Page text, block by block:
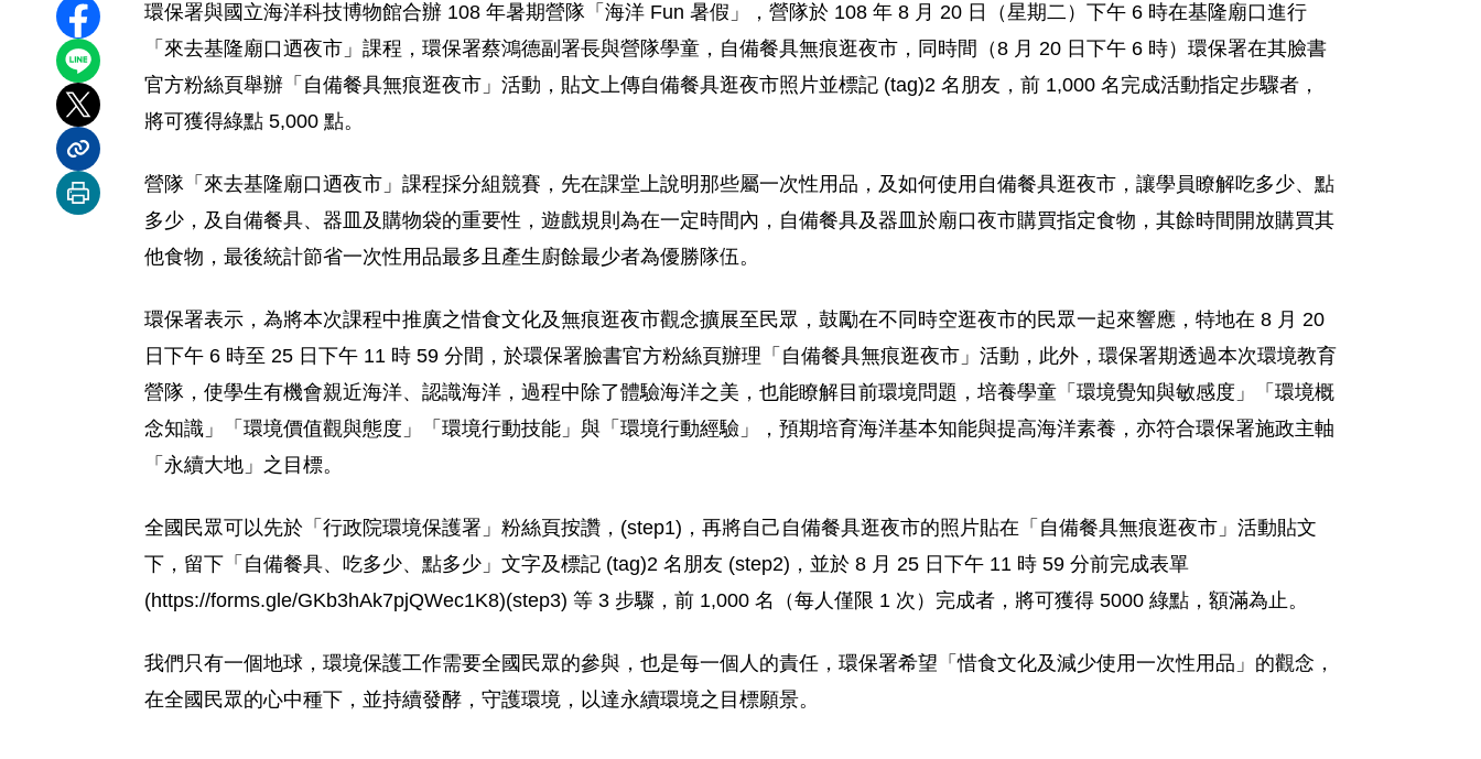
分享至 Facebook
分享到 LINE
分享到 X
分享內容連結
列印本頁
環保署與國立海洋科技博物館合辦 108 年暑期營隊「海洋 Fun 暑假」，營隊於 108 年 8 月 20 日（星期二）下午 6 時在基隆廟口進行
「來去基隆廟口迺夜市」課程，環保署蔡鴻德副署長與營隊學童，自備餐具無痕逛夜市，同時間（8 月 20 日下午 6 時）環保署在其臉書
官方粉絲頁舉辦「自備餐具無痕逛夜市」活動，貼文上傳自備餐具逛夜市照片並標記 (tag)2 名朋友，前 1,000 名完成活動指定步驟者，
將可獲得綠點 5,000 點。
營隊「來去基隆廟口迺夜市」課程採分組競賽，先在課堂上說明那些屬一次性用品，及如何使用自備餐具逛夜市，讓學員瞭解吃多少、點
多少，及自備餐具、器皿及購物袋的重要性，遊戲規則為在一定時間內，自備餐具及器皿於廟口夜市購買指定食物，其餘時間開放購買其
他食物，最後統計節省一次性用品最多且產生廚餘最少者為優勝隊伍。
環保署表示，為將本次課程中推廣之惜食文化及無痕逛夜市觀念擴展至民眾，鼓勵在不同時空逛夜市的民眾一起來響應，特地在 8 月 20
日下午 6 時至 25 日下午 11 時 59 分間，於環保署臉書官方粉絲頁辦理「自備餐具無痕逛夜市」活動，此外，環保署期透過本次環境教育
營隊，使學生有機會親近海洋、認識海洋，過程中除了體驗海洋之美，也能瞭解目前環境問題，培養學童「環境覺知與敏感度」「環境概
念知識」「環境價值觀與態度」「環境行動技能」與「環境行動經驗」，預期培育海洋基本知能與提高海洋素養，亦符合環保署施政主軸
「永續大地」之目標。
全國民眾可以先於「行政院環境保護署」粉絲頁按讚，(step1)，再將自己自備餐具逛夜市的照片貼在「自備餐具無痕逛夜市」活動貼文
下，留下「自備餐具、吃多少、點多少」文字及標記 (tag)2 名朋友 (step2)，並於 8 月 25 日下午 11 時 59 分前完成表單
(https://forms.gle/GKb3hAk7pjQWec1K8)(step3) 等 3 步驟，前 1,000 名（每人僅限 1 次）完成者，將可獲得 5000 綠點，額滿為止。
我們只有一個地球，環境保護工作需要全國民眾的參與，也是每一個人的責任，環保署希望「惜食文化及減少使用一次性用品」的觀念，
在全國民眾的心中種下，並持續發酵，守護環境，以達永續環境之目標願景。